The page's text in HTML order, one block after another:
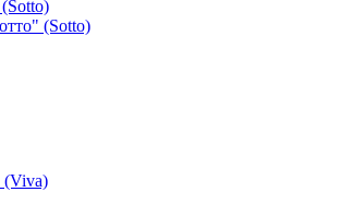
(Sotto)
(Viva)